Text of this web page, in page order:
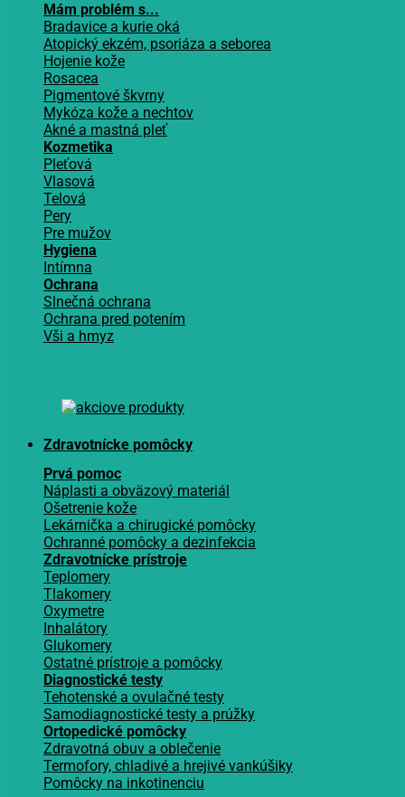
Mám problém s...
Bradavice a kurie oká
Atopický ekzém, psoriáza a seborea
Hojenie kože
Rosacea
Pigmentové škvrny
Mykóza kože a nechtov
Akné a mastná pleť
Kozmetika
Pleťová
Vlasová
Telová
Pery
Pre mužov
Hygiena
Intímna
Ochrana
Slnečná ochrana
Ochrana pred potením
Vši a hmyz
Zdravotnícke pomôcky
Prvá pomoc
Náplasti a obväzový materiál
Ošetrenie kože
Lekárnička a chirugické pomôcky
Ochranné pomôcky a dezinfekcia
Zdravotnícke prístroje
Teplomery
Tlakomery
Oxymetre
Inhalátory
Glukomery
Ostatné prístroje a pomôcky
Diagnostické testy
Tehotenské a ovulačné testy
Samodiagnostické testy a prúžky
Ortopedické pomôcky
Zdravotná obuv a oblečenie
Termofory, chladivé a hrejivé vankúšiky
Pomôcky na inkotinenciu